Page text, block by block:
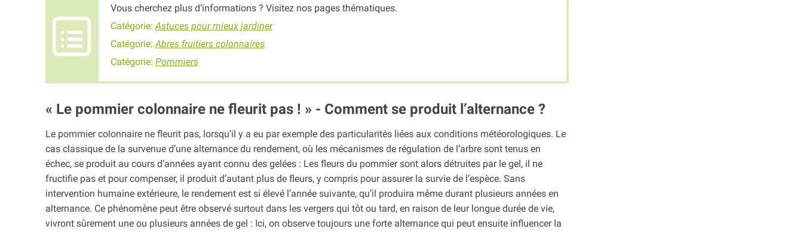
Vous cherchez plus d’informations ? Visitez nos pages thématiques.
Catégorie:Astuces pour mieux jardiner
Catégorie:Abres fruitiers colonnaires
Catégorie: Pommiers
« Le pommier colonnaire ne fleurit pas ! » - Comment se produit l’alternance ?
Le pommier colonnaire ne fleurit pas, lorsqu’il y a eu par exemple des particularités liées aux conditions météorologiques. Le
cas classique de la survenue d’une alternance du rendement, où les mécanismes de régulation de l’arbre sont tenus en
échec, se produit au cours d’années ayant connu des gelées : Les fleurs du pommier sont alors détruites par le gel, il ne
fructifie pas et pour compenser, il produit d’autant plus de fleurs, y compris pour assurer la survie de l’espèce. Sans
intervention humaine extérieure, le rendement est si élevé l’année suivante, qu’il produira même durant plusieurs années en
alternance. Ce phénomène peut être observé surtout dans les vergers qui tôt ou tard, en raison de leur longue durée de vie,
vivront sûrement une ou plusieurs années de gel : Ici, on observe toujours une forte alternance qui peut ensuite influencer la